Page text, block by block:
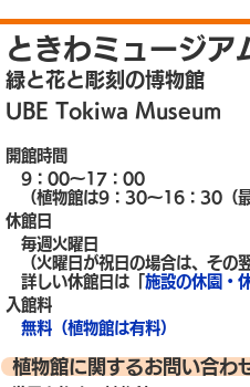
ときわミュージア
緑と花と彫刻の博物館
UBE Tokiwa Museum
開館時間
9：00～17：00
（植物館は9：30～16：30（
休館日
毎週火曜日
（火曜日が祝日の場合は、その
詳しい休館日は「施設の休園・
入館料
無料（植物館は有料）
植物館に関するお問い合わ